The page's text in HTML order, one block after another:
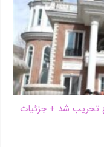
تخریب شد + جزئیات